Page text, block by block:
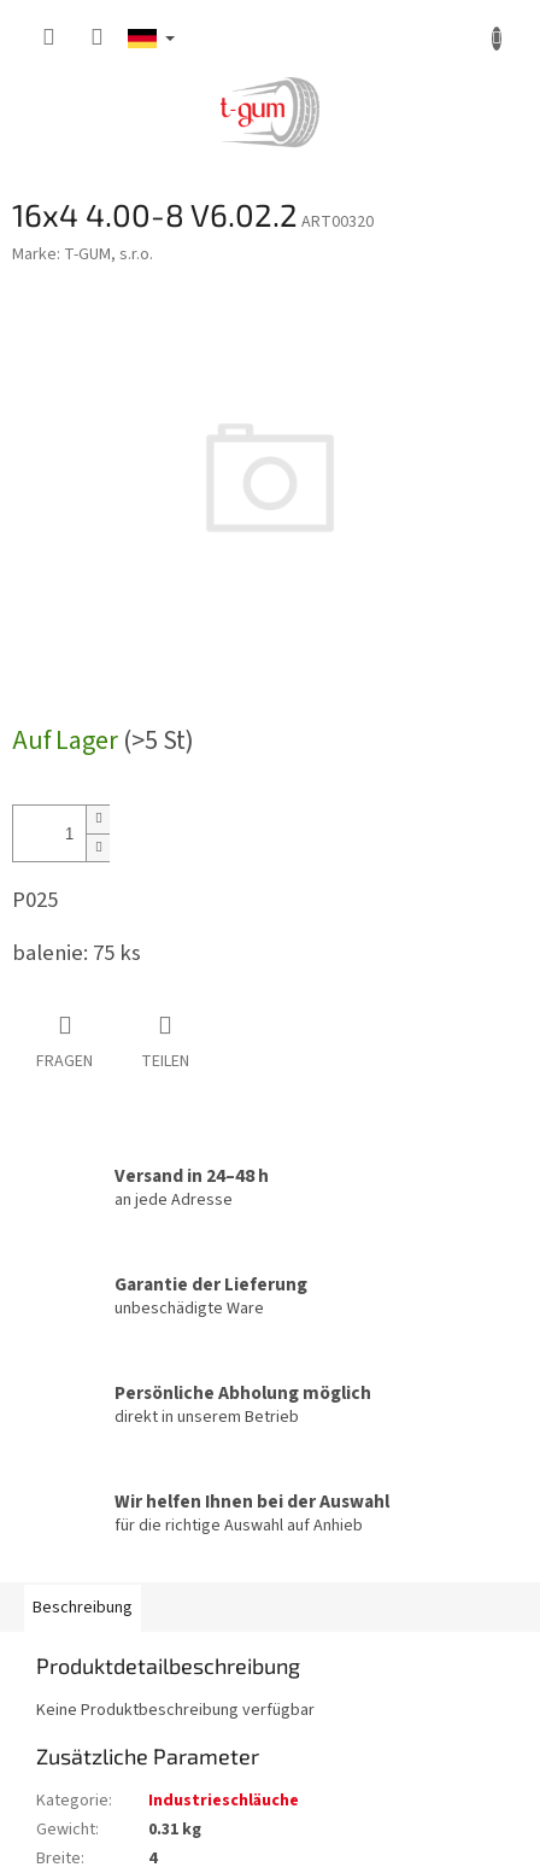
16x4 4.00-8 V6.02.2 ART00320
Marke: T-GUM, s.r.o.
Auf Lager(>5 St)
P025
balenie: 75 ks
FRAGEN TEILEN
Versand in 24–48 h
an jede Adresse
Garantie der Lieferung
unbeschädigte Ware
Persönliche Abholung möglich
direkt in unserem Betrieb
Wir helfen Ihnen bei der Auswahl
für die richtige Auswahl auf Anhieb
Beschreibung
Produktdetailbeschreibung
Keine Produktbeschreibung verfügbar
Zusätzliche Parameter
Kategorie:
Industrieschläuche
Gewicht:
0.31 kg
Breite:
4